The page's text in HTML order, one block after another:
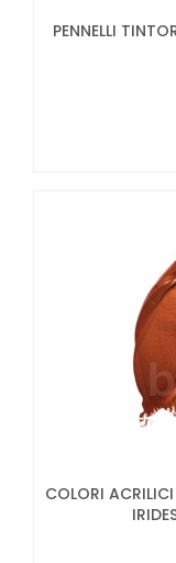
PENNELLI
COLORI